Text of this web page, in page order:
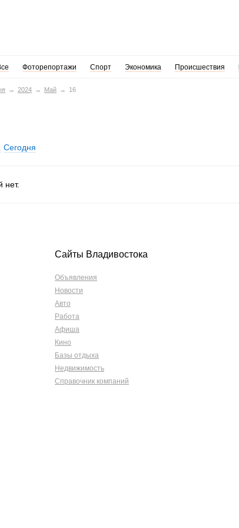
Фоторепортажи Спорт Экономика Происшествия
2024 Май 16
Сегодня
нет.
Сайты Владивостока
Объявления
Новости
Авто
Работа
Афиша
Кино
Базы отдыха
Недвижимость
Справочник компаний